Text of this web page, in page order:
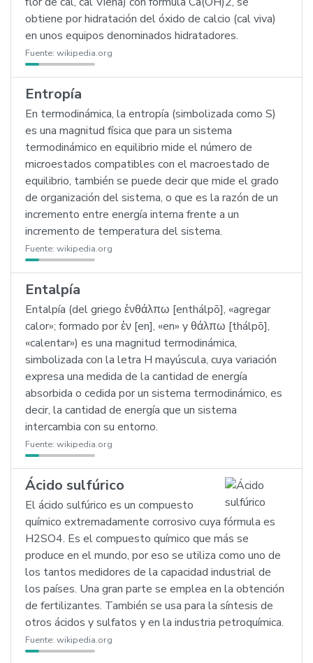
obtiene por hidratación del óxido de calcio (cal viva)
en unos equipos denominados hidratadores.
Fuente: wikipedia.org
Entropía
En termodinámica, la entropía (simbolizada como S)
es una magnitud física que para un sistema
termodinámico en equilibrio mide el número de
microestados compatibles con el macroestado de
equilibrio, también se puede decir que mide el grado
de organización del sistema, o que es la razón de un
incremento entre energía interna frente a un
incremento de temperatura del sistema.
Fuente: wikipedia.org
Entalpía
Entalpía (del griego ἐνθάλπω [enthálpō], «agregar
calor»; formado por ἐν [en], «en» y θάλπω [thálpō],
«calentar») es una magnitud termodinámica,
simbolizada con la letra H mayúscula, cuya variación
expresa una medida de la cantidad de energía
absorbida o cedida por un sistema termodinámico, es
decir, la cantidad de energía que un sistema
intercambia con su entorno.
Fuente: wikipedia.org
Ácido sulfúrico
El ácido sulfúrico es un compuesto
químico extremadamente corrosivo cuya fórmula es
H2SO4. Es el compuesto químico que más se
produce en el mundo, por eso se utiliza como uno de
los tantos medidores de la capacidad industrial de
los países. Una gran parte se emplea en la obtención
de fertilizantes. También se usa para la síntesis de
otros ácidos y sulfatos y en la industria petroquímica.
Fuente: wikipedia.org